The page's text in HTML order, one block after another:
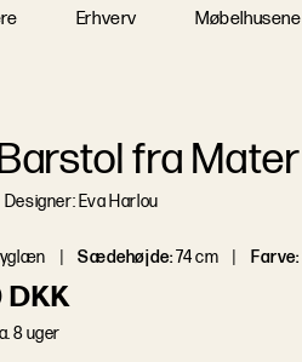
Erhverv Møbelhusene
DKK
8 uger
fra Mater
Designer: Eva Harlou
Sædehøjde: 74 cm Farve: